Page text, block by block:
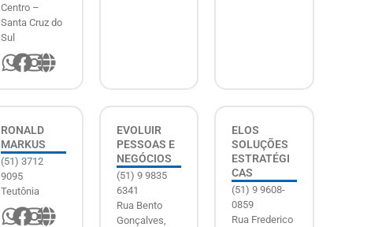
Centro –
Santa Cruz do
Sul
RONALD
MARKUS
(51) 3712
9095
Teutônia
EVOLUIR
PESSOAS E
NEGÓCIOS
(51) 9 9835
6341
Rua Bento
Gonçalves,
ELOS
SOLUÇÕES
ESTRATÉGI
CAS
(51) 9 9608-
0859
Rua Frederico